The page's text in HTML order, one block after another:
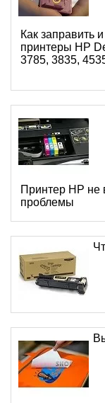
Как заправить
принтеры HP
3785, 3835,
Принтер HP не
проблемы